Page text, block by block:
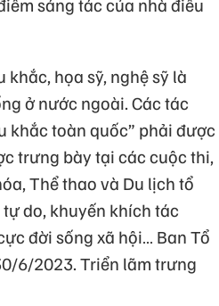
họa sỹ, nghệ sỹ là
ở nước ngoài. Các tác
khắc toàn quốc” phải được
trưng bày tại các cuộc thi,
Thể thao và Du lịch tổ
do, khuyến khích tác
đời sống xã hội… Ban Tổ
6/2023. Triển lãm trưng